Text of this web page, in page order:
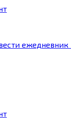
ежедневник